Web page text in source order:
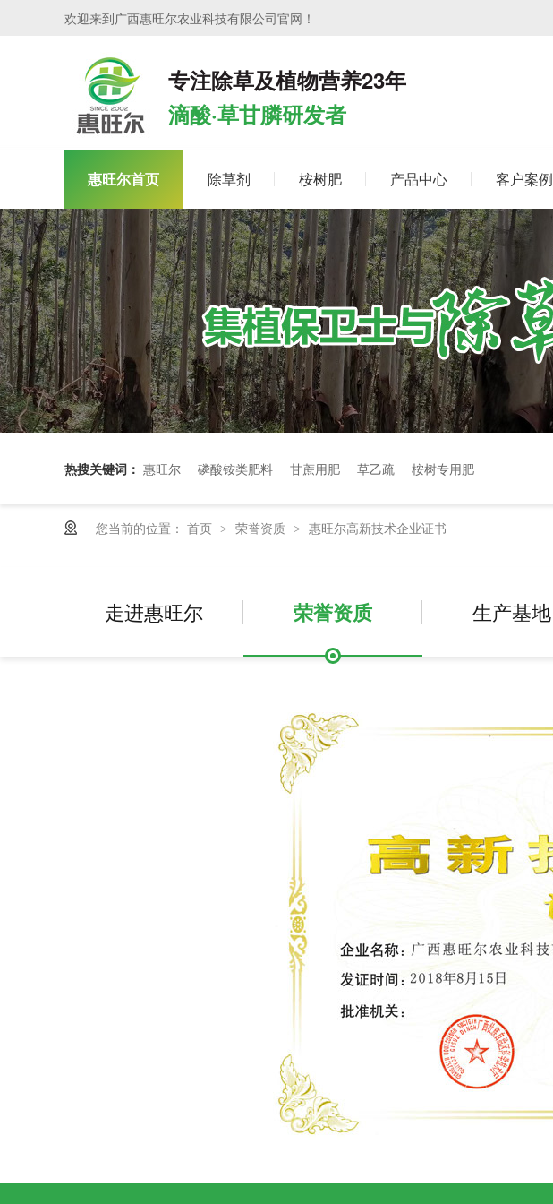
欢迎来到广西惠旺尔农业科技有限公司官网！
专注除草及植物营养23年
滴酸·草甘膦研发者
惠旺尔首页 除草剂 桉树肥 产品中心 客户案例
热搜关键词： 惠旺尔 磷酸铵类肥料 甘蔗用肥 草乙疏 桉树专用肥
您当前的位置： 首页 > 荣誉资质 > 惠旺尔高新技术企业证书
走进惠旺尔 荣誉资质 生产基地